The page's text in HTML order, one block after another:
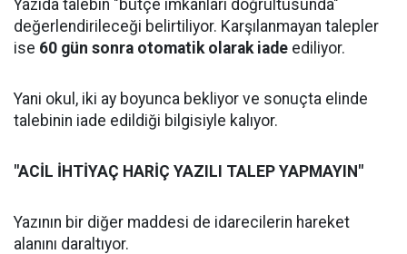
Yazıda talebin "bütçe imkânları doğrultusunda"
değerlendirileceği belirtiliyor. Karşılanmayan talepler
ise 60 gün sonra otomatik olarak iade ediliyor.
Yani okul, iki ay boyunca bekliyor ve sonuçta elinde
talebinin iade edildiği bilgisiyle kalıyor.
"ACİL İHTİYAÇ HARİÇ YAZILI TALEP YAPMAYIN"
Yazının bir diğer maddesi de idarecilerin hareket
alanını daraltıyor.